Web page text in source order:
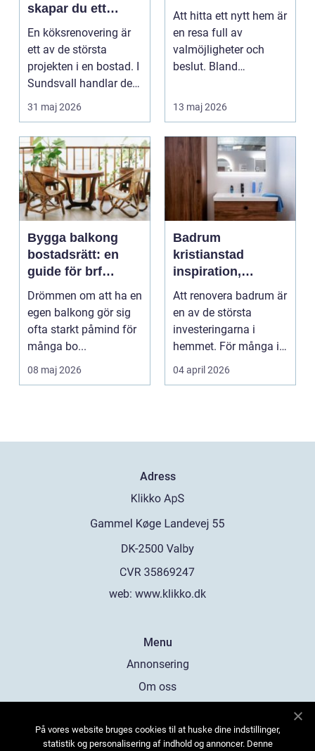
skapar du ett
hållbart och
funktionellt kök
En köksrenovering är
ett av de största
projekten i en bostad. I
Sundsvall handlar det
ofta om att ko...
31 maj 2026
Att hitta ett nytt hem är
en resa full av
valmöjligheter och
beslut. Bland
och sjö...
13 maj 2026
Bygga balkong
bostadsrätt: en
guide för brf
medlemmar
Drömmen om att ha en
egen balkong gör sig
ofta starkt påmind för
många bo...
08 maj 2026
Badrum
kristianstad
inspiration,
planering och
smarta val
Att renovera badrum är
en av de största
investeringarna i
hemmet. För många i
och runt Kristianstad ...
04 april 2026
Adress
web: www.klikko.dk
Menu
Annonsering
Om oss
Kontakta oss
På vores website bruges cookies til at huske dine indstillinger,
statistik og personalisering af indhold og annoncer. Denne